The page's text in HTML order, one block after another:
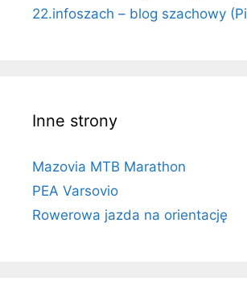
22.infoszach – blog szachowy
Inne strony
Mazovia MTB Marathon
PEA Varsovio
Rowerowa jazda na orientację